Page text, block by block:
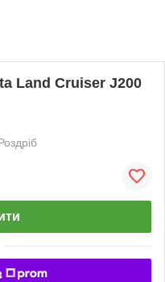
Land Cruiser J200